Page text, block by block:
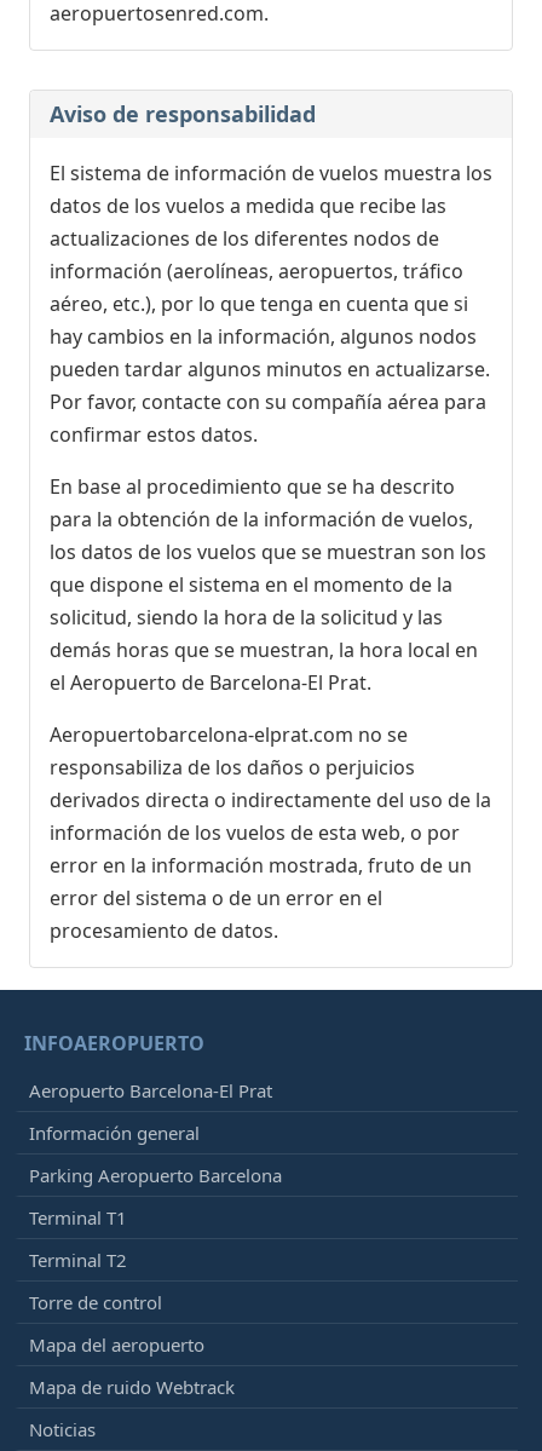
aeropuertosenred.com.
Aviso de responsabilidad
El sistema de información de vuelos muestra los
datos de los vuelos a medida que recibe las
actualizaciones de los diferentes nodos de
información (aerolíneas, aeropuertos, tráfico
aéreo, etc.), por lo que tenga en cuenta que si
hay cambios en la información, algunos nodos
pueden tardar algunos minutos en actualizarse.
Por favor, contacte con su compañía aérea para
confirmar estos datos.
En base al procedimiento que se ha descrito
para la obtención de la información de vuelos,
los datos de los vuelos que se muestran son los
que dispone el sistema en el momento de la
solicitud, siendo la hora de la solicitud y las
demás horas que se muestran, la hora local en
el Aeropuerto de Barcelona-El Prat.
Aeropuertobarcelona-elprat.com no se
responsabiliza de los daños o perjuicios
derivados directa o indirectamente del uso de la
información de los vuelos de esta web, o por
error en la información mostrada, fruto de un
error del sistema o de un error en el
procesamiento de datos.
INFOAEROPUERTO
Aeropuerto Barcelona-El Prat
Información general
Parking Aeropuerto Barcelona
Terminal T1
Terminal T2
Torre de control
Mapa del aeropuerto
Mapa de ruido Webtrack
Noticias